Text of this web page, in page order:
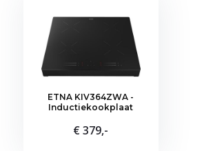
ETNA KIV364ZWA -
Inductiekookplaat
€ 379,-